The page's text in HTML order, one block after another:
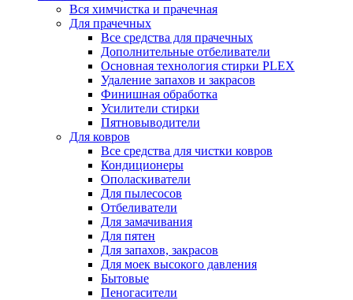
Вся химчистка и прачечная
Для прачечных
Все средства для прачечных
Дополнительные отбеливатели
Основная технология стирки PLEX
Удаление запахов и закрасов
Финишная обработка
Усилители стирки
Пятновыводители
Для ковров
Все средства для чистки ковров
Кондиционеры
Ополаскиватели
Для пылесосов
Отбеливатели
Для замачивания
Для пятен
Для запахов, закрасов
Для моек высокого давления
Бытовые
Пеногасители